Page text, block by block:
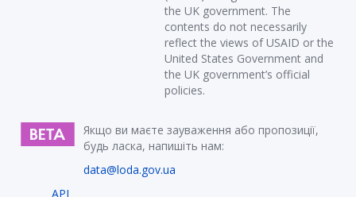
the UK government. The
contents do not necessarily
reflect the views of USAID or the
United States Government and
the UK government’s official
policies.
Якщо ви маєте зауваження або пропозиції,
будь ласка, напишіть нам:
data@loda.gov.ua
API